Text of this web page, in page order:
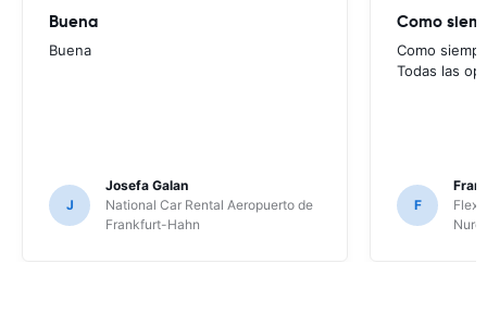
Buena
Buena
J
Josefa Galan
National Car Rental Aeropuerto de
Frankfurt-Hahn
Como
Como
Todas las
F
Flex